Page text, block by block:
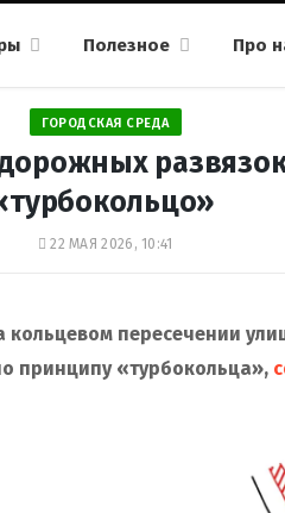
Полезное Про
ГОРОДСКАЯ СРЕДА
22 МАЯ 2026, 10:41
пересечении
принципу «турбокольца»,